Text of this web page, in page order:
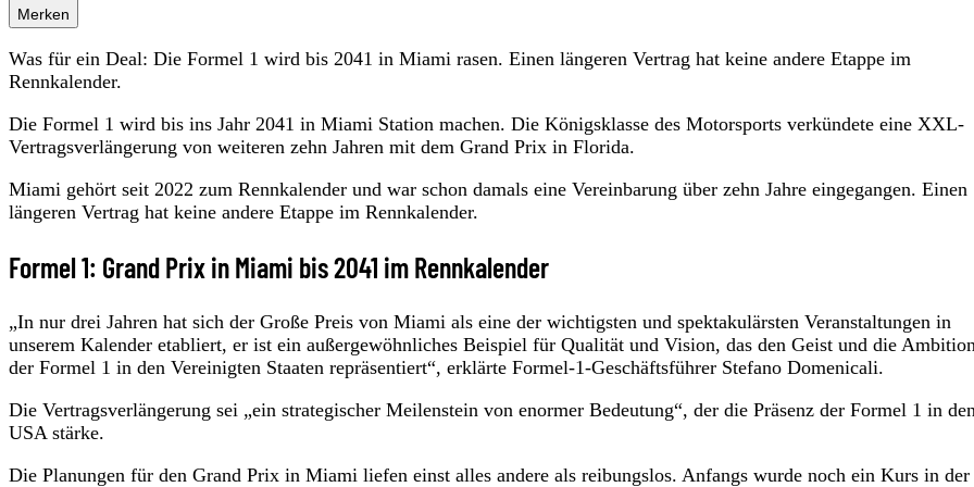
Merken
Was für ein Deal: Die Formel 1 wird bis 2041 in Miami rasen. Einen längeren Vertrag hat keine andere Etappe im
Rennkalender.
Die Formel 1 wird bis ins Jahr 2041 in Miami Station machen. Die Königsklasse des Motorsports verkündete eine XXL-
Vertragsverlängerung von weiteren zehn Jahren mit dem Grand Prix in Florida.
Miami gehört seit 2022 zum Rennkalender und war schon damals eine Vereinbarung über zehn Jahre eingegangen. Einen
längeren Vertrag hat keine andere Etappe im Rennkalender.
Formel 1: Grand Prix in Miami bis 2041 im Rennkalender
„In nur drei Jahren hat sich der Große Preis von Miami als eine der wichtigsten und spektakulärsten Veranstaltungen in
unserem Kalender etabliert, er ist ein außergewöhnliches Beispiel für Qualität und Vision, das den Geist und die
der Formel 1 in den Vereinigten Staaten repräsentiert“, erklärte Formel-1-Geschäftsführer Stefano Domenicali.
Die Vertragsverlängerung sei „ein strategischer Meilenstein von enormer Bedeutung“, der die Präsenz der Formel 1 in
USA stärke.
Die Planungen für den Grand Prix in Miami liefen einst alles andere als reibungslos. Anfangs wurde noch ein Kurs in der